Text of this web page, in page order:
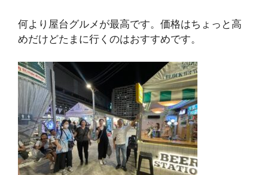
何より屋台グルメが最高です。価格はちょっと高
めだけどたまに行くのはおすすめです。